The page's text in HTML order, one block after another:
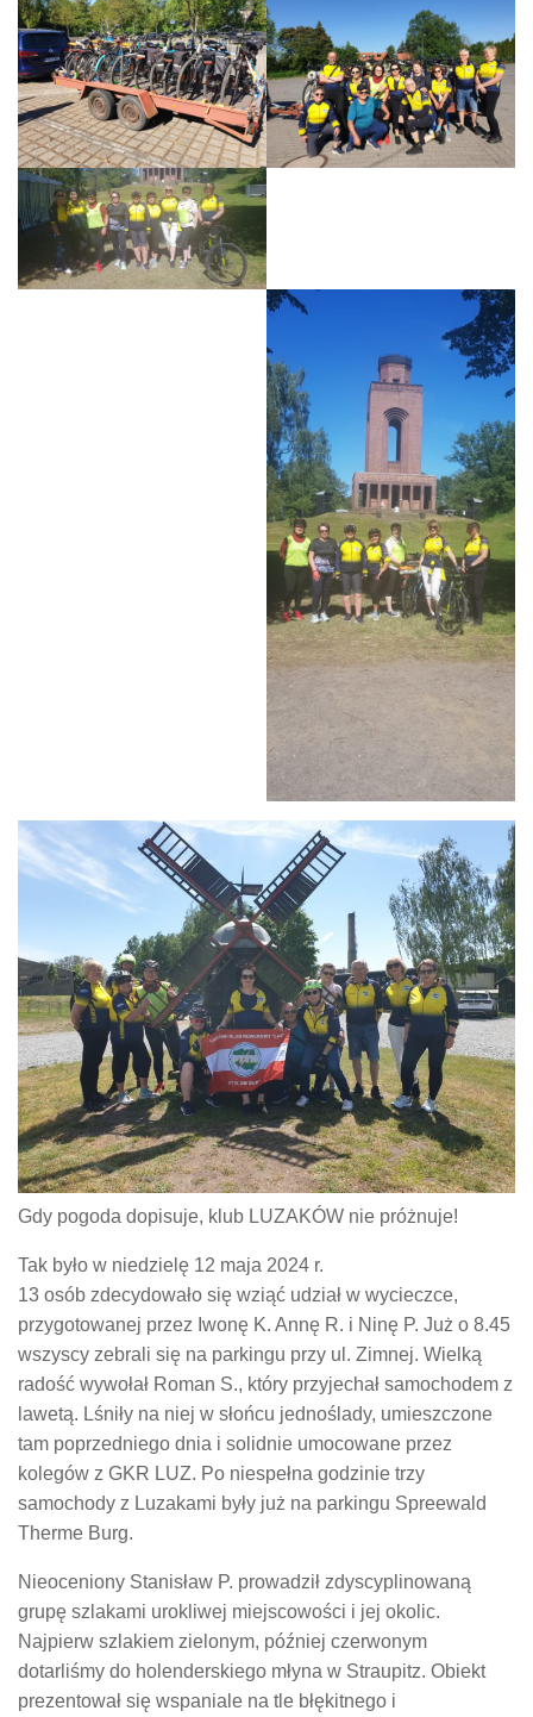
Gdy pogoda dopisuje, klub LUZAKÓW nie próżnuje!
Tak było w niedzielę 12 maja 2024 r.
13 osób zdecydowało się wziąć udział w wycieczce,
przygotowanej przez Iwonę K. Annę R. i Ninę P. Już o 8.45
wszyscy zebrali się na parkingu przy ul. Zimnej. Wielką
radość wywołał Roman S., który przyjechał samochodem z
lawetą. Lśniły na niej w słońcu jednoślady, umieszczone
tam poprzedniego dnia i solidnie umocowane przez
kolegów z GKR LUZ. Po niespełna godzinie trzy
samochody z Luzakami były już na parkingu Spreewald
Therme Burg.
Nieoceniony Stanisław P. prowadził zdyscyplinowaną
grupę szlakami urokliwej miejscowości i jej okolic.
Najpierw szlakiem zielonym, później czerwonym
dotarliśmy do holenderskiego młyna w Straupitz. Obiekt
prezentował się wspaniale na tle błękitnego i